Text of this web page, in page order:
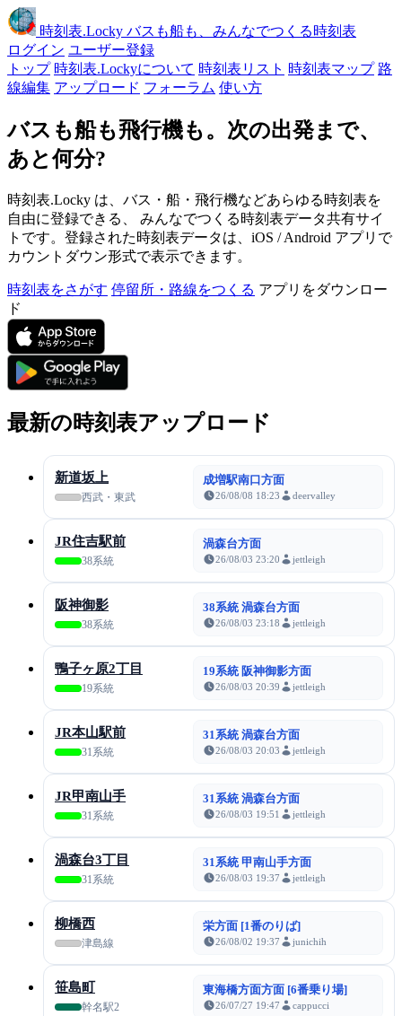
時刻表.Locky バスも船も、みんなでつくる時刻表
ログイン ユーザー登録
トップ 時刻表.Lockyについて 時刻表リスト 時刻表マップ 路
線編集 アップロード フォーラム 使い方
バスも船も飛行機も。次の出発まで、
あと何分?
時刻表.Locky は、バス・船・飛行機などあらゆる時刻表を
自由に登録できる、 みんなでつくる時刻表データ共有サイ
トです。登録された時刻表データは、iOS / Android アプリで
カウントダウン形式で表示できます。
時刻表をさがす 停留所・路線をつくる アプリをダウンロー
ド
最新の時刻表アップロード
新道坂上
西武・東武
成増駅南口方面
26/08/08 18:23 deervalley
JR住吉駅前
38系統
渦森台方面
26/08/03 23:20 jettleigh
阪神御影
38系統
38系統 渦森台方面
26/08/03 23:18 jettleigh
鴨子ヶ原2丁目
19系統
19系統 阪神御影方面
26/08/03 20:39 jettleigh
JR本山駅前
31系統
31系統 渦森台方面
26/08/03 20:03 jettleigh
JR甲南山手
31系統
31系統 渦森台方面
26/08/03 19:51 jettleigh
渦森台3丁目
31系統
31系統 甲南山手方面
26/08/03 19:37 jettleigh
柳橋西
津島線
栄方面 [1番のりば]
26/08/02 19:37 junichih
笹島町
幹名駅2
東海橋方面方面 [6番乗り場]
26/07/27 19:47 cappucci